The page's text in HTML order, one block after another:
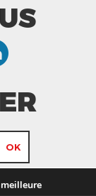
et les